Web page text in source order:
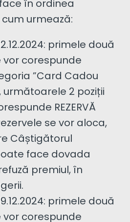
în ordinea
urmează:
primele două
vor corespunde
”Card Cadou
următoarele 2 poziții
REZERVĂ
se vor aloca,
Câștigătorul
face dovada
premiul, în
primele două
vor corespunde